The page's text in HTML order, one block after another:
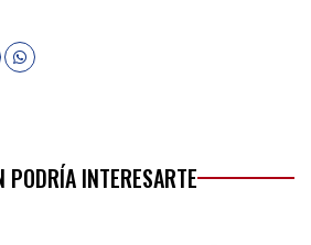
PODRÍA INTERESARTE